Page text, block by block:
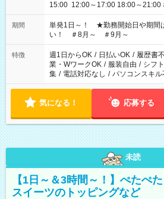
15:00 12:00～17:00 18:00～21:00 など こちら以外の
お気軽にご相談ください！
期間
単発1日～！ ★勤務開始日や期間
い！ ＃8月～ ＃9月～
特徴 週1日からOK / 日払いOK / 履歴書
業・WワークOK / 服装自由 / シフ
集 / 電話対応なし / パソコンスキル
気になる！ 応募する
未読
【1日～＆3時間～！】ぺたぺ
スイーツのトッピングなど